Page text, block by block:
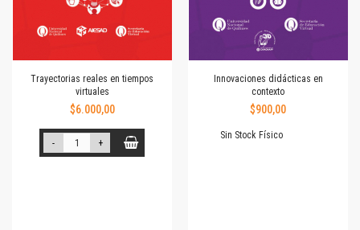
Trayectorias reales en tiempos
virtuales
$6.000,00
- +
Innovaciones didácticas en
contexto
$900,00
Sin Stock Físico